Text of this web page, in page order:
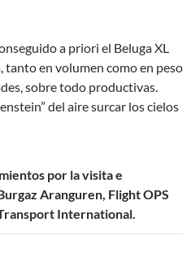
a priori el Beluga XL
tanto en volumen como en peso
sobre todo productivas.
del aire surcar los cielos
por la visita e
Aranguren, Flight OPS
International.